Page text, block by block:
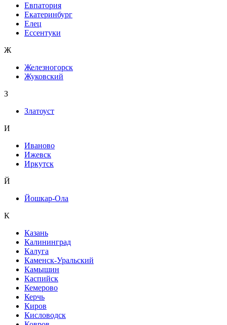
Евпатория
Екатеринбург
Елец
Ессентуки
Ж
Железногорск
Жуковский
З
Златоуст
И
Иваново
Ижевск
Иркутск
Й
Йошкар-Ола
К
Казань
Калининград
Калуга
Каменск-Уральский
Камышин
Каспийск
Кемерово
Керчь
Киров
Кисловодск